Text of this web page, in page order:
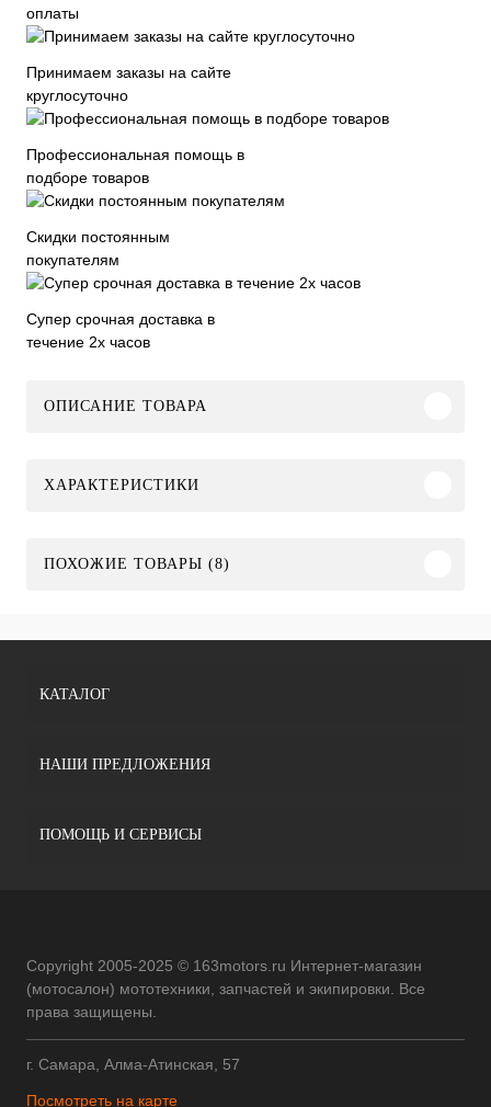
оплаты
Принимаем заказы на сайте
круглосуточно
Профессиональная помощь в
подборе товаров
Скидки постоянным
покупателям
Супер срочная доставка в
течение 2х часов
ОПИСАНИЕ ТОВАРА
ХАРАКТЕРИСТИКИ
ПОХОЖИЕ ТОВАРЫ (8)
КАТАЛОГ
НАШИ ПРЕДЛОЖЕНИЯ
ПОМОЩЬ И СЕРВИСЫ
Copyright 2005-2025 © 163motors.ru Интернет-магазин
(мотосалон) мототехники, запчастей и экипировки. Все
права защищены.
г. Самара, Алма-Атинская, 57
Посмотреть на карте